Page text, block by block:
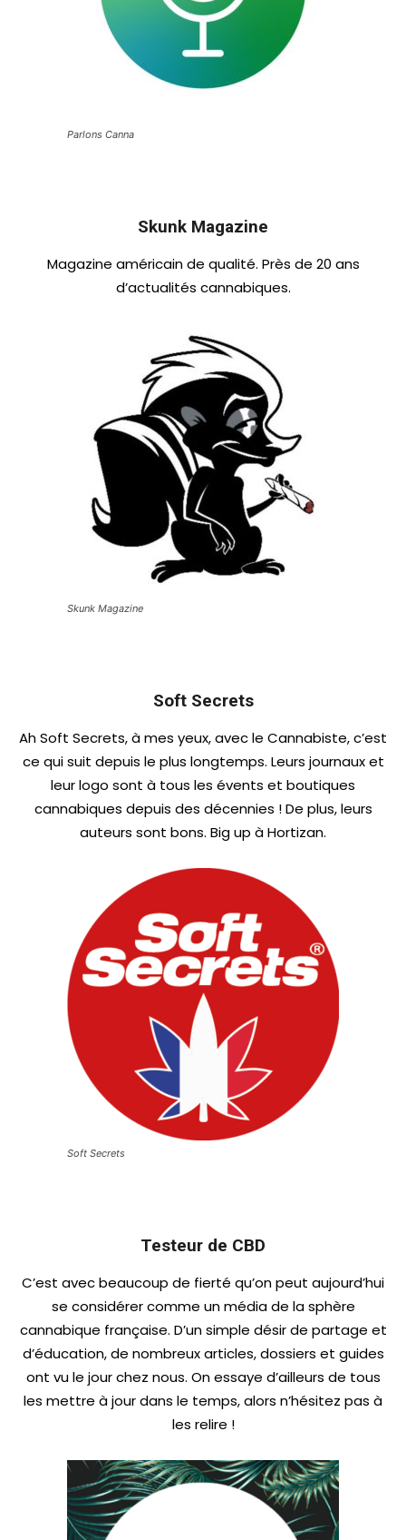
Parlons Canna
Skunk Magazine
Magazine américain de qualité. Près de 20 ans
d’actualités cannabiques.
Skunk Magazine
Soft Secrets
Ah Soft Secrets, à mes yeux, avec le Cannabiste, c’est
ce qui suit depuis le plus longtemps. Leurs journaux et
leur logo sont à tous les évents et boutiques
cannabiques depuis des décennies ! De plus, leurs
auteurs sont bons. Big up à Hortizan.
Soft Secrets
Testeur de CBD
C’est avec beaucoup de fierté qu’on peut aujourd’hui
se considérer comme un média de la sphère
cannabique française. D’un simple désir de partage et
d’éducation, de nombreux articles, dossiers et guides
ont vu le jour chez nous. On essaye d’ailleurs de tous
les mettre à jour dans le temps, alors n’hésitez pas à
les relire !